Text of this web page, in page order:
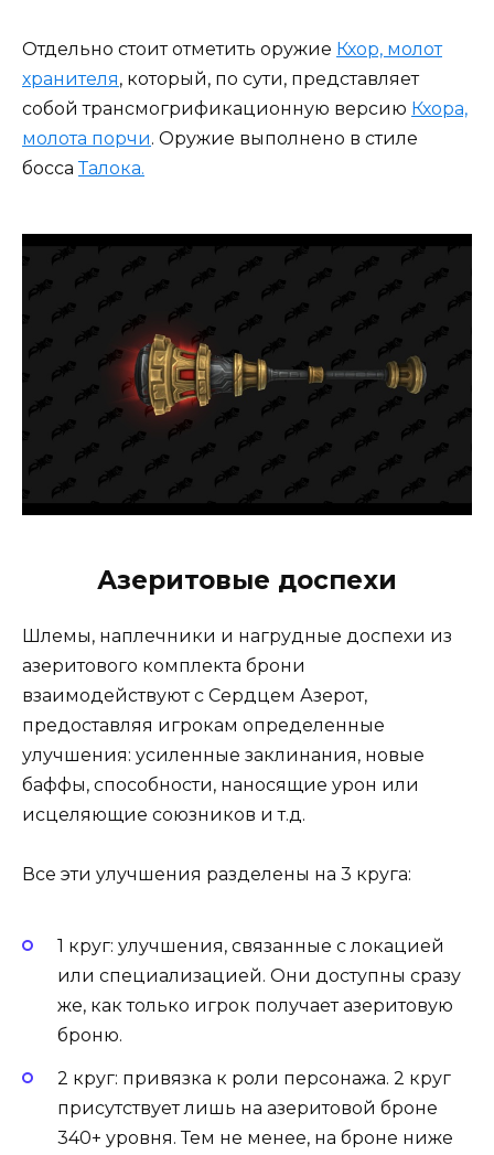
Отдельно стоит отметить оружие Кхор, молот
хранителя, который, по сути, представляет
собой трансмогрификационную версию Кхора,
молота порчи. Оружие выполнено в стиле
боссаТалока.
Азеритовые доспехи
Шлемы, наплечники и нагрудные доспехи из
азеритового комплекта брони
взаимодействуют с Сердцем Азерот,
предоставляя игрокам определенные
улучшения: усиленные заклинания, новые
баффы, способности, наносящие урон или
исцеляющие союзников и т.д.
Все эти улучшения разделены на 3 круга:
1 круг: улучшения, связанные с локацией
или специализацией. Они доступны сразу
же, как только игрок получает азеритовую
броню.
2 круг: привязка к роли персонажа. 2 круг
присутствует лишь на азеритовой броне
340+ уровня. Тем не менее, на броне ниже